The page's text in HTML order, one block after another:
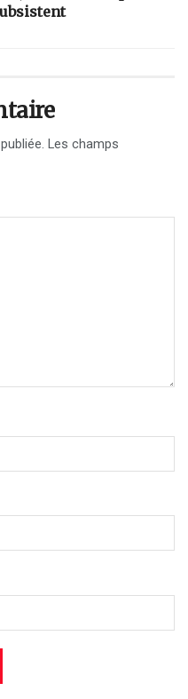
Les champs